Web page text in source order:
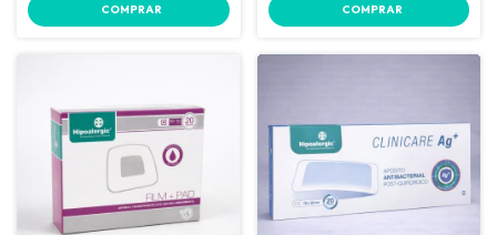
COMPRAR COMPRAR